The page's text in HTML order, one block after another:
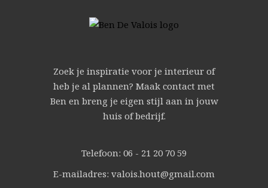
Zoek je inspiratie voor je interieur of
heb je al plannen? Maak contact met
Ben en breng je eigen stijl aan in jouw
huis of bedrijf.
Telefoon: 06 - 21 20 70 59
E-mailadres: valois.hout@gmail.com